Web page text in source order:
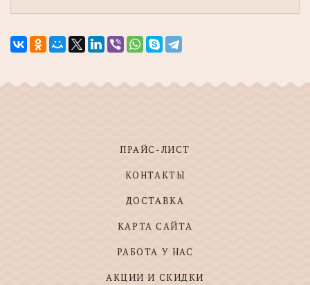
ПРАЙС-ЛИСТ
КОНТАКТЫ
ДОСТАВКА
КАРТА САЙТА
РАБОТА У НАС
АКЦИИ И СКИДКИ